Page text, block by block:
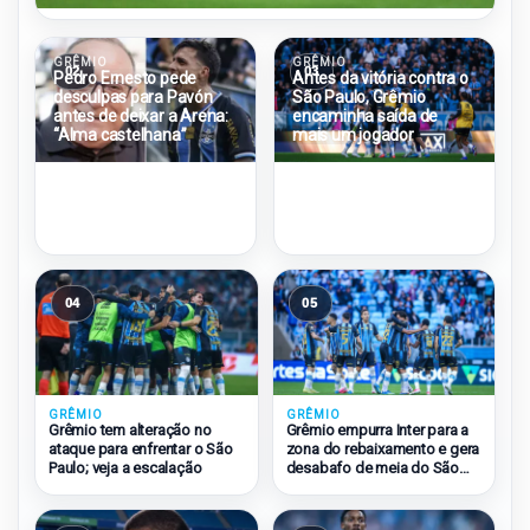
02
GRÊMIO
Pedro Ernesto pede
desculpas para Pavón
antes de deixar a Arena:
“Alma castelhana”
03
GRÊMIO
Antes da vitória contra o
São Paulo, Grêmio
encaminha saída de
mais um jogador
04
GRÊMIO
Grêmio tem alteração no
ataque para enfrentar o São
Paulo; veja a escalação
05
GRÊMIO
Grêmio empurra Inter para a
zona do rebaixamento e gera
desabafo de meia do São